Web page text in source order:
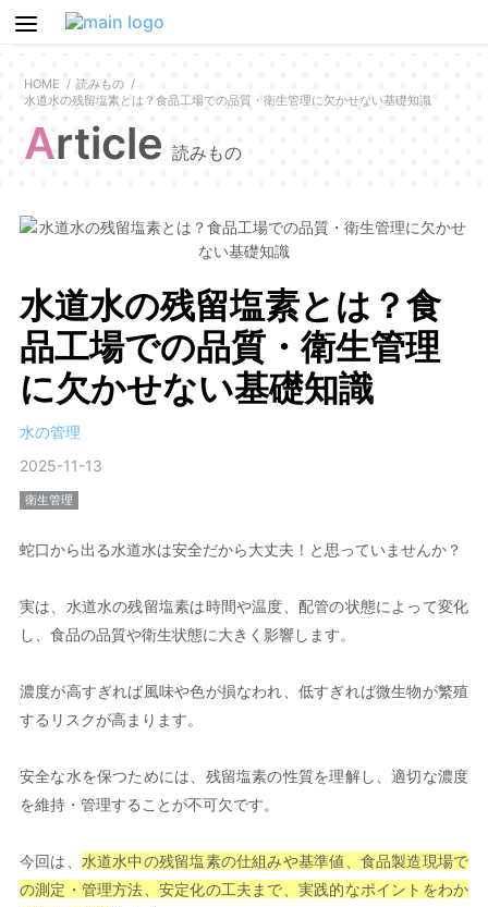
HOME
読みもの
水道水の残留塩素とは？食品工場での品質・衛生管理に欠かせない基礎知識
Article 読みもの
水道水の残留塩素とは？食
品工場での品質・衛生管理
に欠かせない基礎知識
水の管理
2025-11-13
衛生管理
蛇口から出る水道水は安全だから大丈夫！と思っていませんか？
実は、水道水の残留塩素は時間や温度、配管の状態によって変化
し、食品の品質や衛生状態に大きく影響します。
濃度が高すぎれば風味や色が損なわれ、低すぎれば微生物が繁殖
するリスクが高まります。
安全な水を保つためには、残留塩素の性質を理解し、適切な濃度
を維持・管理することが不可欠です。
今回は、 水道水中の残留塩素の仕組みや基準値、食品製造現場で
の測定・管理方法、安定化の工夫まで、実践的なポイントをわか